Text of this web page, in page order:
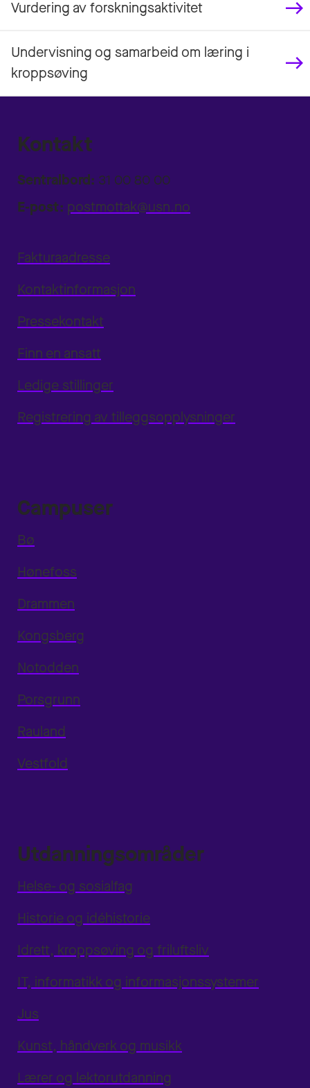
Vurdering av forskningsaktivitet
Undervisning og samarbeid om læring i
kroppsøving
Kontakt
Sentralbord: 31 00 80 00
E-post: postmottak@usn.no
Fakturaadresse
Kontaktinformasjon
Pressekontakt
Finn en ansatt
Ledige stillinger
Registrering av tilleggsopplysninger
Campuser
Bø
Hønefoss
Drammen
Kongsberg
Notodden
Porsgrunn
Rauland
Vestfold
Utdanningsområder
Helse- og sosialfag
Historie og idéhistorie
Idrett, kroppsøving og friluftsliv
IT, informatikk og informasjonssystemer
Jus
Kunst, håndverk og musikk
Lærer og lektorutdanning